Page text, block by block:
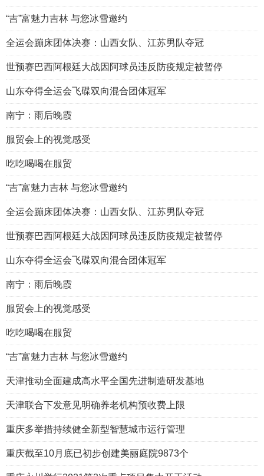
“吉”富魅力吉林 与您冰雪邀约
全运会蹦床团体决赛：山西女队、江苏男队夺冠
世预赛巴西阿根廷大战因阿球员违反防疫规定被暂停
山东夺得全运会飞碟双向混合团体冠军
南宁：雨后晚霞
服贸会上的视觉感受
吃吃喝喝在服贸
“吉”富魅力吉林 与您冰雪邀约
全运会蹦床团体决赛：山西女队、江苏男队夺冠
世预赛巴西阿根廷大战因阿球员违反防疫规定被暂停
山东夺得全运会飞碟双向混合团体冠军
南宁：雨后晚霞
服贸会上的视觉感受
吃吃喝喝在服贸
“吉”富魅力吉林 与您冰雪邀约
天津推动全面建成高水平全国先进制造研发基地
天津联合下发意见明确养老机构预收费上限
重庆多举措持续健全新型智慧城市运行管理
重庆截至10月底已初步创建美丽庭院9873个